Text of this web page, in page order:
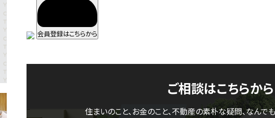
会員登録はこちらから
ご相談はこちらから
住まいのこと、お金のこと、不動産の素朴な疑問、なんで